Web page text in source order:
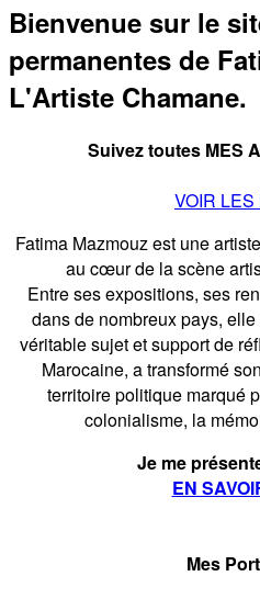
Bienvenue sur le
permanentes de
L'Artiste Chamane.
Suivez toutes MES
VOIR LES
Fatima Mazmouz est une
au cœur de la scène
Entre ses expositions, ses
dans de nombreux pays,
véritable sujet et support de
Marocaine, a transformé
territoire politique marqué
colonialisme, la
Je me
EN
Mes